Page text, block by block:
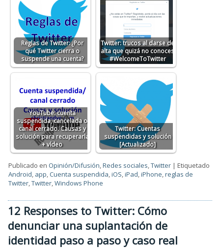
Reglas de Twitter: ¿Por
qué Twitter cierra o
suspende una cuenta?
Twitter: trucos al darse de
alta que quizá no conoces
#WelcomeToTwitter
YouTube: cuenta
suspendida, cancelada o
canal cerrado. Causas y
solución para recuperarla
+ vídeo
Twitter: Cuentas
suspendidas y solución
[Actualizado]
Publicado en Opinión/Difusión,Redes sociales,Twitter |Etiquetado
Android, app,Cuenta suspendida,iOS,iPad,iPhone,reglas de
Twitter,Twitter,Windows Phone
12 Responses to Twitter: Cómo
denunciar una suplantación de
identidad paso a paso y caso real